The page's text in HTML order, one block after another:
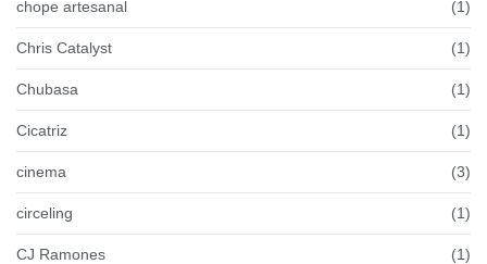
chope artesanal (1)
Chris Catalyst (1)
Chubasa (1)
Cicatriz (1)
cinema (3)
circeling (1)
CJ Ramones (1)